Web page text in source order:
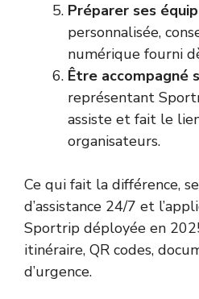
Préparer ses
personnalisée,
numérique fourni
Être accompagné
représentant
assiste et fait le
organisateurs.
Ce qui fait la différence,
d’assistance 24/7 et
Sportrip déployée en
itinéraire, QR codes,
d’urgence.